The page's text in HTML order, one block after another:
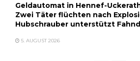
Geldautomat in Hennef-
Zwei Täter flüchten nach
Hubschrauber unterstützt
5. AUGUST 2026